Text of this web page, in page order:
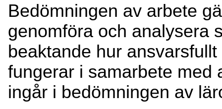
Bedömningen av arbete
genomföra och analysera
beaktande hur
fungerar i samarbete med
ingår i bedömningen av